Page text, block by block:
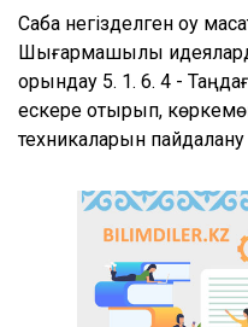
Сабақ негізделген оқу
Шығармашылық
орындау 5. 1. 6. 4 -
ескере отырып,
техникаларын